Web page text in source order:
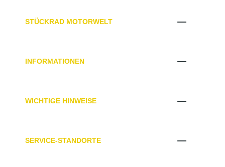
STÜCKRAD MOTORWELT
INFORMATIONEN
WICHTIGE HINWEISE
SERVICE-STANDORTE